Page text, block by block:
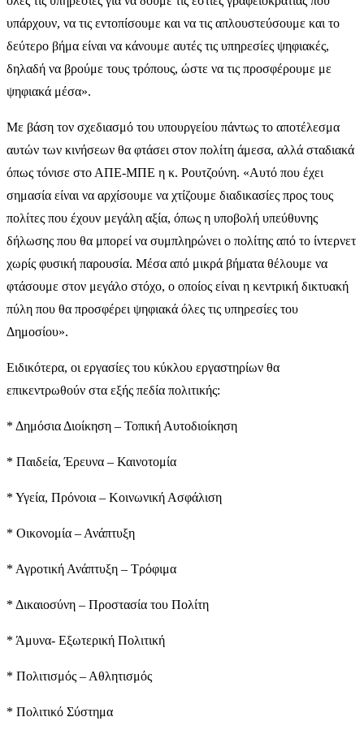
υπάρχουν, να τις εντοπίσουμε και να τις απλουστεύσουμε και το
δεύτερο βήμα είναι να κάνουμε αυτές τις υπηρεσίες ψηφιακές,
δηλαδή να βρούμε τους τρόπους, ώστε να τις προσφέρουμε με
ψηφιακά μέσα».
Με βάση τον σχεδιασμό του υπουργείου πάντως το αποτέλεσμα
αυτών των κινήσεων θα φτάσει στον πολίτη άμεσα, αλλά σταδιακά
όπως τόνισε στο ΑΠΕ-ΜΠΕ η κ. Ρουτζούνη. «Αυτό που έχει
σημασία είναι να αρχίσουμε να χτίζουμε διαδικασίες προς τους
πολίτες που έχουν μεγάλη αξία, όπως η υποβολή υπεύθυνης
δήλωσης που θα μπορεί να συμπληρώνει ο πολίτης από το ίντερνετ
χωρίς φυσική παρουσία. Μέσα από μικρά βήματα θέλουμε να
φτάσουμε στον μεγάλο στόχο, ο οποίος είναι η κεντρική δικτυακή
πύλη που θα προσφέρει ψηφιακά όλες τις υπηρεσίες του
Δημοσίου».
Ειδικότερα, οι εργασίες του κύκλου εργαστηρίων θα
επικεντρωθούν στα εξής πεδία πολιτικής:
* Δημόσια Διοίκηση – Τοπική Αυτοδιοίκηση
* Παιδεία, Έρευνα – Καινοτομία
* Υγεία, Πρόνοια – Κοινωνική Ασφάλιση
* Οικονομία – Ανάπτυξη
* Αγροτική Ανάπτυξη – Τρόφιμα
* Δικαιοσύνη – Προστασία του Πολίτη
* Άμυνα- Εξωτερική Πολιτική
* Πολιτισμός – Αθλητισμός
* Πολιτικό Σύστημα